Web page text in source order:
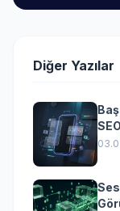
Diğer Yazılar